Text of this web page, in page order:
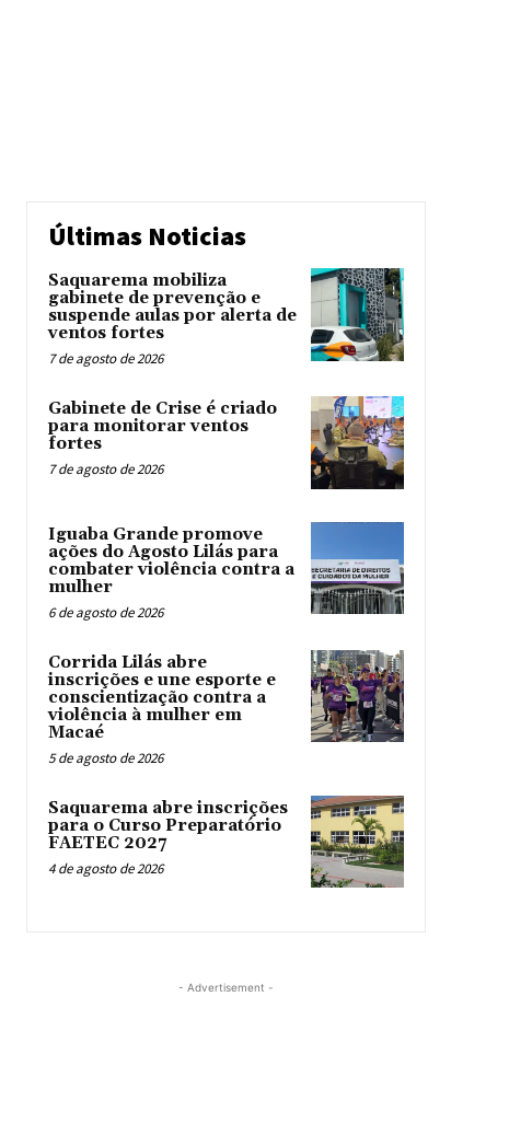
Últimas Noticias
Saquarema mobiliza
gabinete de prevenção e
suspende aulas por alerta de
ventos fortes
7 de agosto de 2026
Gabinete de Crise é criado
para monitorar ventos
fortes
7 de agosto de 2026
Iguaba Grande promove
ações do Agosto Lilás para
combater violência contra a
mulher
6 de agosto de 2026
Corrida Lilás abre
inscrições e une esporte e
conscientização contra a
violência à mulher em
Macaé
5 de agosto de 2026
Saquarema abre inscrições
para o Curso Preparatório
FAETEC 2027
4 de agosto de 2026
- Advertisement -